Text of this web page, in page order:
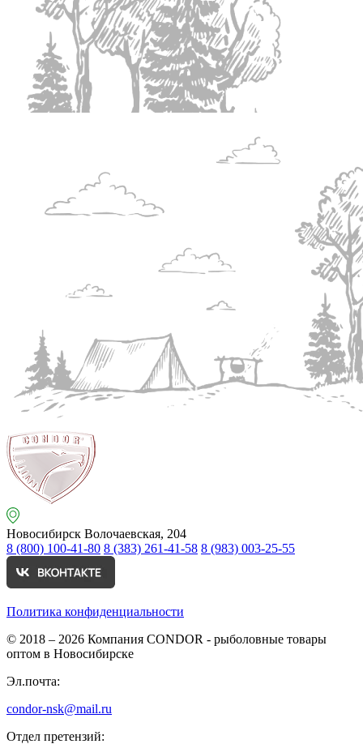
Новосибирск Волочаевская, 204
8 (800) 100-41-80 8 (383) 261-41-58 8 (983) 003-25-55
Политика конфиденциальности
© 2018 – 2026 Компания CONDOR - рыболовные товары
оптом в Новосибирске
Эл.почта:
condor-nsk@mail.ru
Отдел претензий: